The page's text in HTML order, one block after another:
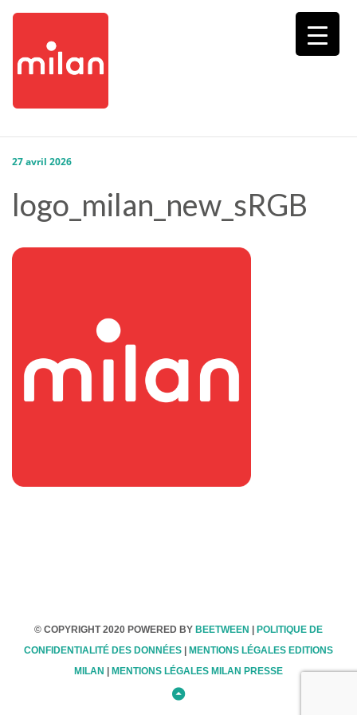
27 avril 2026
logo_milan_new_sRGB
© COPYRIGHT 2020 POWERED BY BEETWEEN | POLITIQUE DE
CONFIDENTIALITÉ DES DONNÉES | MENTIONS LÉGALES EDITIONS
MILAN | MENTIONS LÉGALES MILAN PRESSE
Retour